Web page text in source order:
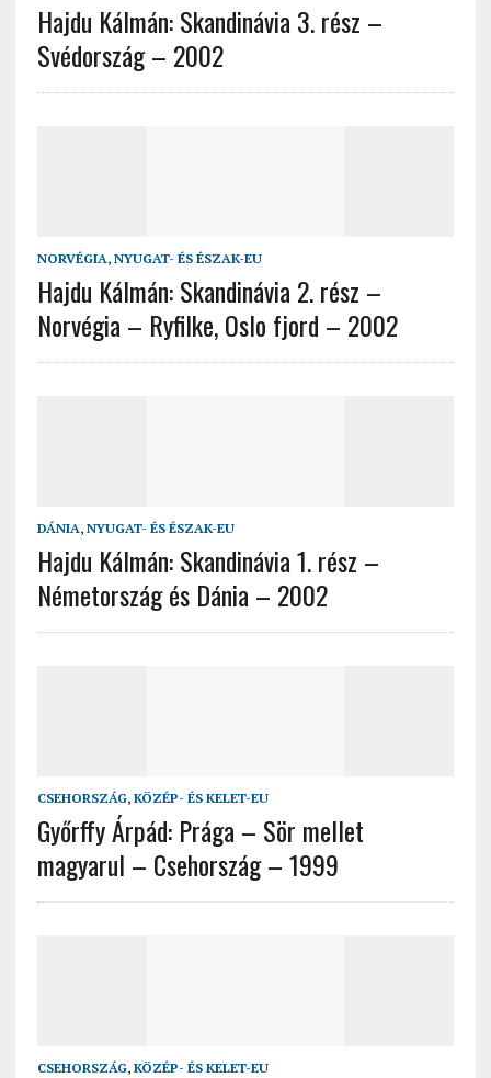
Hajdu Kálmán: Skandinávia 3. rész –
Svédország – 2002
NORVÉGIA, NYUGAT- ÉS ÉSZAK-EU
Hajdu Kálmán: Skandinávia 2. rész –
Norvégia – Ryfilke, Oslo fjord – 2002
DÁNIA, NYUGAT- ÉS ÉSZAK-EU
Hajdu Kálmán: Skandinávia 1. rész –
Németország és Dánia – 2002
CSEHORSZÁG, KÖZÉP- ÉS KELET-EU
Győrffy Árpád: Prága – Sör mellet
magyarul – Csehország – 1999
CSEHORSZÁG, KÖZÉP- ÉS KELET-EU